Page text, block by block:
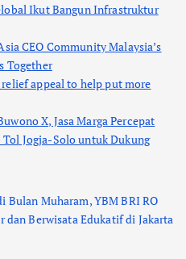
Ikut Bangun Infrastruktur
CEO Community Malaysia’s
Together
appeal to help put more
X, Jasa Marga Percepat
Tol Jogja-Solo untuk Dukung
Bulan Muharam, YBM BRI RO
dan Berwisata Edukatif di Jakarta